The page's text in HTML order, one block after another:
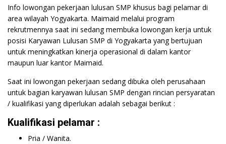
Info lowongan pekerjaan lulusan SMP khusus bagi pelamar di
area wilayah Yogyakarta. Maimaid melalui program
rekrutmennya saat ini sedang membuka lowongan kerja untuk
posisi Karyawan Lulusan SMP di Yogyakarta yang bertujuan
untuk meningkatkan kinerja operasional di dalam kantor
maupun luar kantor Maimaid.
Saat ini lowongan pekerjaan sedang dibuka oleh perusahaan
untuk bagian karyawan lulusan SMP dengan rincian persyaratan
/ kualifikasi yang diperlukan adalah sebagai berikut :
Kualifikasi pelamar :
Pria / Wanita.